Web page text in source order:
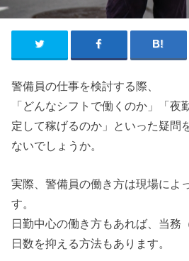
警備員の仕事を検討する際、
「どんなシフトで働くのか」「夜
定して稼げるのか」といった疑問
ないでしょうか。
実際、警備員の働き方は現場によ
す。
日勤中心の働き方もあれば、当務
日数を抑える方法もあります。